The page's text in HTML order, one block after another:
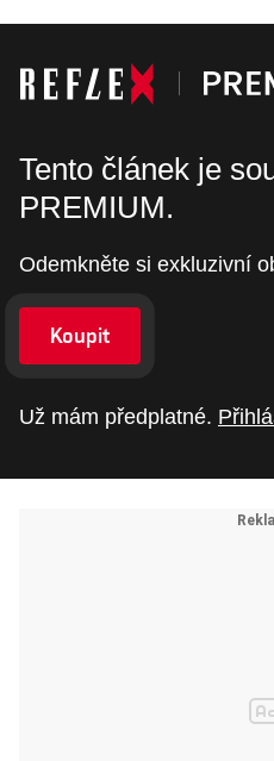
Tento článek je
PREMIUM.
Odemkněte si exkluzivní
Koupit
Už mám předplatné.